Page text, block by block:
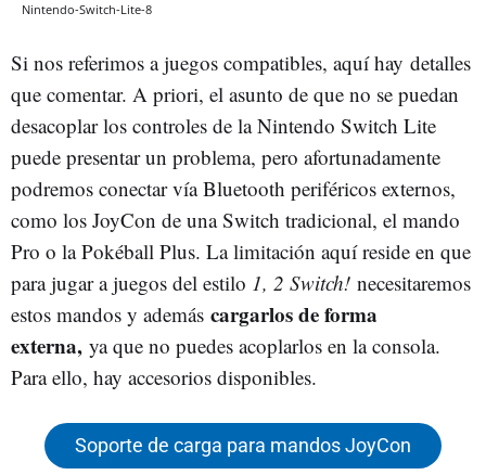
Nintendo-Switch-Lite-8
Si nos referimos a juegos compatibles, aquí hay detalles
que comentar. A priori, el asunto de que no se puedan
desacoplar los controles de la Nintendo Switch Lite
puede presentar un problema, pero afortunadamente
podremos conectar vía Bluetooth periféricos externos,
como los JoyCon de una Switch tradicional, el mando
Pro o la Pokéball Plus. La limitación aquí reside en que
para jugar a juegos del estilo 1, 2 Switch! necesitaremos
estos mandos y además cargarlos de forma
externa, ya que no puedes acoplarlos en la consola.
Para ello, hay accesorios disponibles.
Soporte de carga para mandos JoyCon